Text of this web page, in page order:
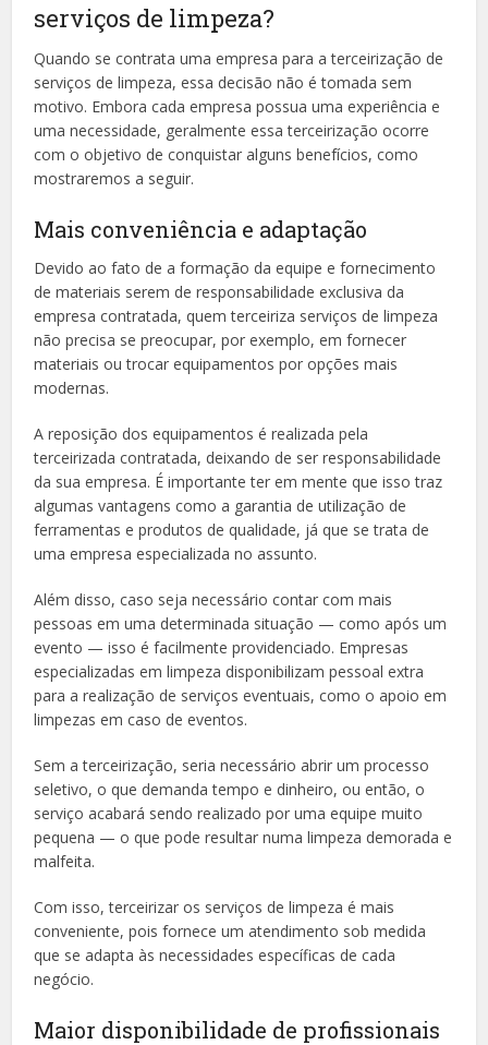
serviços de limpeza?
Quando se contrata uma empresa para a terceirização de
serviços de limpeza, essa decisão não é tomada sem
motivo. Embora cada empresa possua uma experiência e
uma necessidade, geralmente essa terceirização ocorre
com o objetivo de conquistar alguns benefícios, como
mostraremos a seguir.
Mais conveniência e adaptação
Devido ao fato de a formação da equipe e fornecimento
de materiais serem de responsabilidade exclusiva da
empresa contratada, quem terceiriza serviços de limpeza
não precisa se preocupar, por exemplo, em fornecer
materiais ou trocar equipamentos por opções mais
modernas.
A reposição dos equipamentos é realizada pela
terceirizada contratada, deixando de ser responsabilidade
da sua empresa. É importante ter em mente que isso traz
algumas vantagens como a garantia de utilização de
ferramentas e produtos de qualidade, já que se trata de
uma empresa especializada no assunto.
Além disso, caso seja necessário contar com mais
pessoas em uma determinada situação — como após um
evento — isso é facilmente providenciado. Empresas
especializadas em limpeza disponibilizam pessoal extra
para a realização de serviços eventuais, como o apoio em
limpezas em caso de eventos.
Sem a terceirização, seria necessário abrir um processo
seletivo, o que demanda tempo e dinheiro, ou então, o
serviço acabará sendo realizado por uma equipe muito
pequena — o que pode resultar numa limpeza demorada e
malfeita.
Com isso, terceirizar os serviços de limpeza é mais
conveniente, pois fornece um atendimento sob medida
que se adapta às necessidades específicas de cada
negócio.
Maior disponibilidade de profissionais